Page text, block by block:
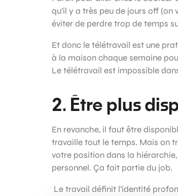
qu’il y a très peu de jours off
éviter de perdre trop de temps
Et donc le télétravail est une
à la maison chaque semaine
Le télétravail est impossible
2. Être plus
En revanche, il faut être
travaille tout le temps. Mais on
votre position dans la
personnel. Ça fait partie du job.
Le travail définit l’identité